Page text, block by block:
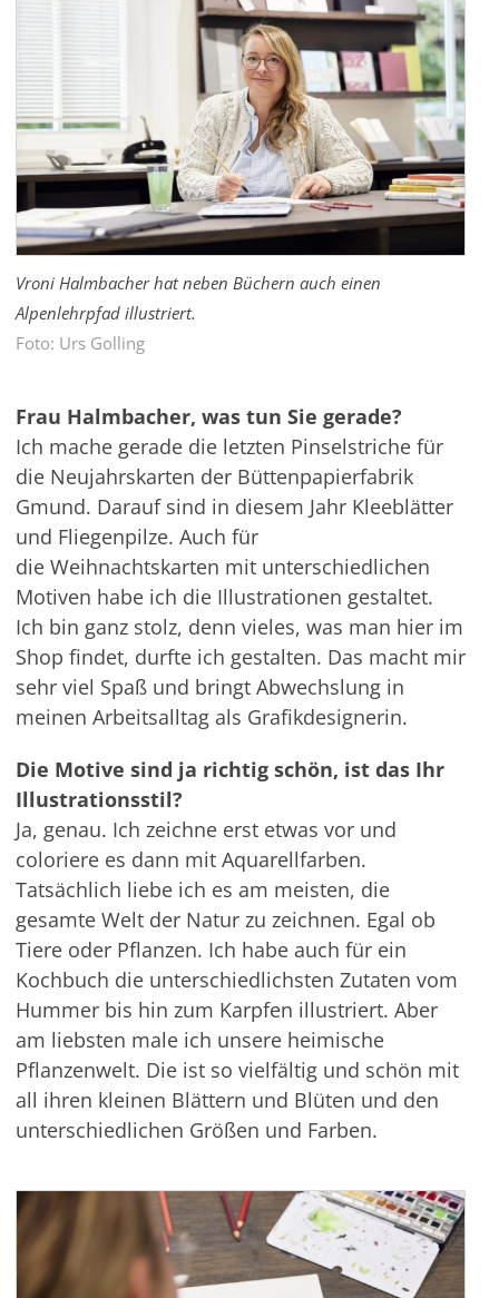
Vroni Halmbacher hat neben Büchern auch einen
Alpenlehrpfad illustriert.
Foto: Urs Golling
Frau Halmbacher, was tun Sie gerade?
Ich mache gerade die letzten Pinselstriche für
die Neujahrskarten der Büttenpapierfabrik
Gmund. Darauf sind in diesem Jahr Kleeblätter
und Fliegenpilze. Auch für
die Weihnachtskarten mit unterschiedlichen
Motiven habe ich die Illustrationen gestaltet.
Ich bin ganz stolz, denn vieles, was man hier im
Shop findet, durfte ich gestalten. Das macht mir
sehr viel Spaß und bringt Abwechslung in
meinen Arbeitsalltag als Grafikdesignerin.
Die Motive sind ja richtig schön, ist das Ihr
Illustrationsstil?
Ja, genau. Ich zeichne erst etwas vor und
coloriere es dann mit Aquarellfarben.
Tatsächlich liebe ich es am meisten, die
gesamte Welt der Natur zu zeichnen. Egal ob
Tiere oder Pflanzen. Ich habe auch für ein
Kochbuch die unterschiedlichsten Zutaten vom
Hummer bis hin zum Karpfen illustriert. Aber
am liebsten male ich unsere heimische
Pflanzenwelt. Die ist so vielfältig und schön mit
all ihren kleinen Blättern und Blüten und den
unterschiedlichen Größen und Farben.